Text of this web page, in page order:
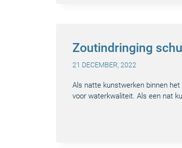
Zoutindringing
21 DECEMBER, 2022
Als natte kunstwerken binnen
voor waterkwaliteit. Als een nat